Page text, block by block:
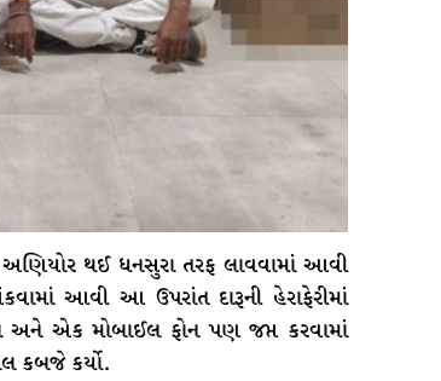
થઈ ધનસુરા તરફ લાવવામાં આવી
આવી આ ઉપરાંત દારૂની હેરાફેરીમાં
અને એક મોબાઈલ ફોન પણ જપ્ત કરવામાં
કબજે કર્યો.